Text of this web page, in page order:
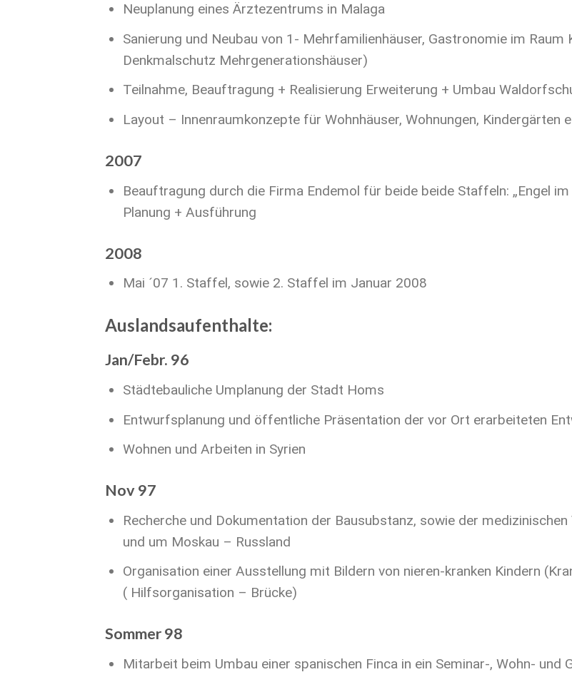
Neuplanung eines Ärztezentrums in Malaga
Sanierung und Neubau von 1- Mehrfamilienhäuser, Gastronomie im
Denkmalschutz Mehrgenerationshäuser)
Teilnahme, Beauftragung + Realisierung Erweiterung + Umbau
Layout – Innenraumkonzepte für Wohnhäuser, Wohnungen, Kindergärten
2007
Beauftragung durch die Firma Endemol für beide beide Staffeln: „Engel
Planung + Ausführung
2008
Mai ´07 1. Staffel, sowie 2. Staffel im Januar 2008
Auslandsaufenthalte:
Jan/Febr. 96
Städtebauliche Umplanung der Stadt Homs
Entwurfsplanung und öffentliche Präsentation der vor Ort erarbeiteten
Wohnen und Arbeiten in Syrien
Nov 97
Recherche und Dokumentation der Bausubstanz, sowie der
und um Moskau – Russland
Organisation einer Ausstellung mit Bildern von nieren-kranken Kindern
( Hilfsorganisation – Brücke)
Sommer 98
Mitarbeit beim Umbau einer spanischen Finca in ein Seminar-, Wohn- und